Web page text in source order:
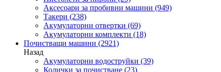
Аксесоари за пробивни машини (949)
Такери (238)
Акумулаторни отвертки (69)
Акумулаторни комплекти (18)
Почистващи машини (2921)
Назад
Акумулаторни водоструйки (39)
Колички за почистване (23)